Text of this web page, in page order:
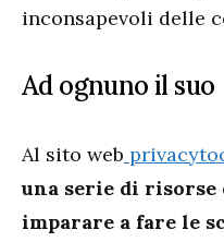
inconsapevoli delle
Ad ognuno il suo
Al sito web
una serie di
imparare a fare le